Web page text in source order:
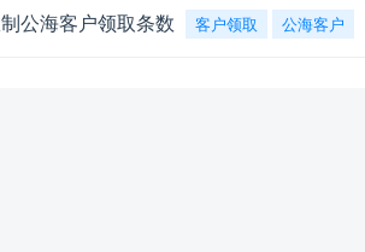
公海客户领取条数 客户领取 公海客户